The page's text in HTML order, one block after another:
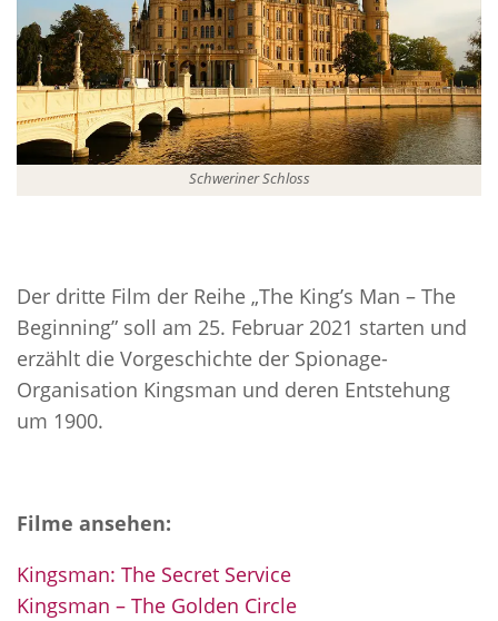
Schweriner Schloss
Der dritte Film der Reihe „The King’s Man – The
Beginning” soll am 25. Februar 2021 starten und
erzählt die Vorgeschichte der Spionage-
Organisation Kingsman und deren Entstehung
um 1900.
Filme ansehen:
Kingsman: The Secret Service
Kingsman – The Golden Circle